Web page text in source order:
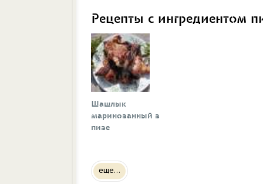
Рецепты с ингредиентом
Шашлык
маринованный в
пиве
еще...